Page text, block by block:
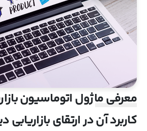
معرفی ماژول اتوماسیون
کاربرد آن در ارتقای بازاریابی